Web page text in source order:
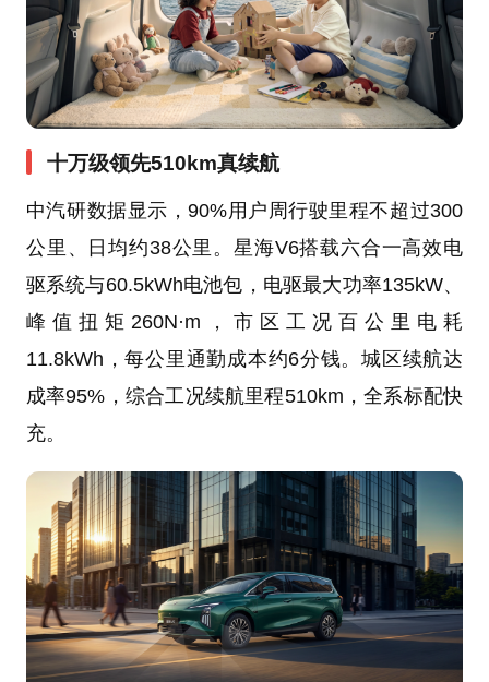
十万级领先510km真续航
中汽研数据显示，90%用户周行驶里程不超过300
公里、日均约38公里。星海V6搭载六合一高效电
驱系统与60.5kWh电池包，电驱最大功率135kW、
峰值扭矩260N·m，市区工况百公里电耗
11.8kWh，每公里通勤成本约6分钱。城区续航达
成率95%，综合工况续航里程510km，全系标配快
充。